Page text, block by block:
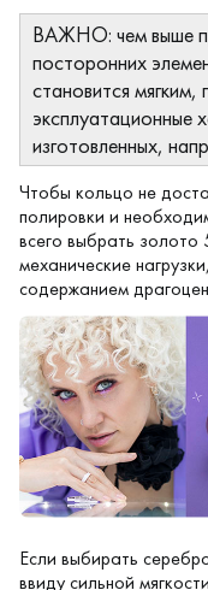
ВАЖНО: чем выше
посторонних
становится
эксплуатационные
изготовленных,
Чтобы кольцо не
полировки и
всего выбрать
механические
содержанием
Если выбирать
ввиду сильной